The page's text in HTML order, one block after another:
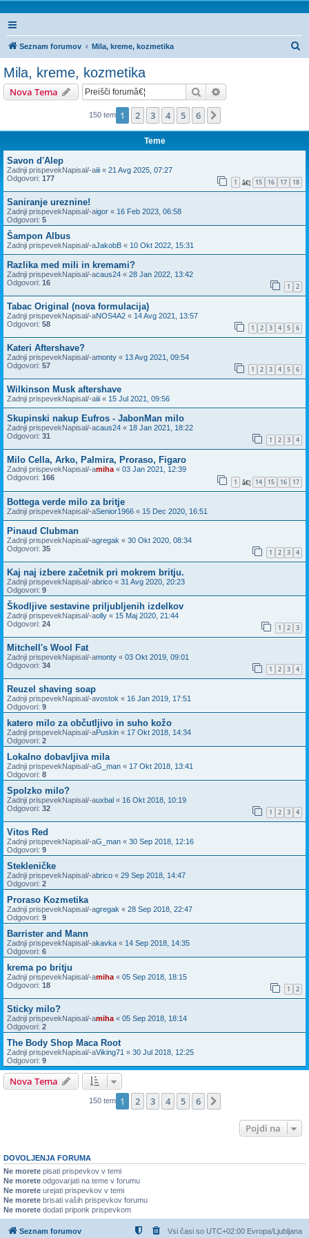
Seznam forumov Mila, kreme, kozmetika
Mila, kreme, kozmetika
Nova Tema Iskanje
150 tem 1 2 3 4 5 6
Teme
Savon d'Alep
Zadnji prispevekNapisal/-aiii « 21 Avg 2025, 07:27
Odgovori: 177 1 â€¦ 15 16 17 18
Saniranje ureznine!
Zadnji prispevekNapisal/-aigor « 16 Feb 2023, 06:58
Odgovori: 5
Šampon Albus
Zadnji prispevekNapisal/-aJakobB « 10 Okt 2022, 15:31
Razlika med mili in kremami?
Zadnji prispevekNapisal/-acaus24 « 28 Jan 2022, 13:42
Odgovori: 16 1 2
Tabac Original (nova formulacija)
Zadnji prispevekNapisal/-aNOS4A2 « 14 Avg 2021, 13:57
Odgovori: 58 1 2 3 4 5 6
Kateri Aftershave?
Zadnji prispevekNapisal/-amonty « 13 Avg 2021, 09:54
Odgovori: 57 1 2 3 4 5 6
Wilkinson Musk aftershave
Zadnji prispevekNapisal/-aiii « 15 Jul 2021, 09:56
Skupinski nakup Eufros - JabonMan milo
Zadnji prispevekNapisal/-acaus24 « 18 Jan 2021, 18:22
Odgovori: 31 1 2 3 4
Milo Cella, Arko, Palmira, Proraso, Figaro
Zadnji prispevekNapisal/-amiha« 03 Jan 2021, 12:39
Odgovori: 166 1 â€¦ 14 15 16 17
Bottega verde milo za britje
Zadnji prispevekNapisal/-aSenior1966 « 15 Dec 2020, 16:51
Pinaud Clubman
Zadnji prispevekNapisal/-agregak « 30 Okt 2020, 08:34
Odgovori: 35 1 2 3 4
Kaj naj izbere začetnik pri mokrem britju.
Zadnji prispevekNapisal/-abrico « 31 Avg 2020, 20:23
Odgovori: 9
Škodljive sestavine priljubljenih izdelkov
Zadnji prispevekNapisal/-aolly « 15 Maj 2020, 21:44
Odgovori: 24 1 2 3
Mitchell's Wool Fat
Zadnji prispevekNapisal/-amonty « 03 Okt 2019, 09:01
Odgovori: 34 1 2 3 4
Reuzel shaving soap
Zadnji prispevekNapisal/-avostok « 16 Jan 2019, 17:51
Odgovori: 9
katero milo za občutljivo in suho kožo
Zadnji prispevekNapisal/-aPuskin « 17 Okt 2018, 14:34
Odgovori: 2
Lokalno dobavljiva mila
Zadnji prispevekNapisal/-aG_man « 17 Okt 2018, 13:41
Odgovori: 8
Spolzko milo?
Zadnji prispevekNapisal/-auxbal « 16 Okt 2018, 10:19
Odgovori: 32 1 2 3 4
Vitos Red
Zadnji prispevekNapisal/-aG_man « 30 Sep 2018, 12:16
Odgovori: 9
Stekleničke
Zadnji prispevekNapisal/-abrico « 29 Sep 2018, 14:47
Odgovori: 2
Proraso Kozmetika
Zadnji prispevekNapisal/-agregak « 28 Sep 2018, 22:47
Odgovori: 9
Barrister and Mann
Zadnji prispevekNapisal/-akavka « 14 Sep 2018, 14:35
Odgovori: 6
krema po britju
Zadnji prispevekNapisal/-amiha « 05 Sep 2018, 18:15
Odgovori: 18 1 2
Sticky milo?
Zadnji prispevekNapisal/-amiha « 05 Sep 2018, 18:14
Odgovori: 2
The Body Shop Maca Root
Zadnji prispevekNapisal/-aViking71 « 30 Jul 2018, 12:25
Odgovori: 9
Nova Tema
150 tem 1 2 3 4 5 6
Pojdi na
DOVOLJENJA FORUMA
Ne morete pisati prispevkov v temi
Ne morete odgovarjati na teme v forumu
Ne morete urejati prispevkov v temi
Ne morete brisati vaših prispevkov forumu
Ne morete dodati priponk prispevkom
Seznam forumov Vsi časi so UTC+02:00 Evropa/Ljubljana